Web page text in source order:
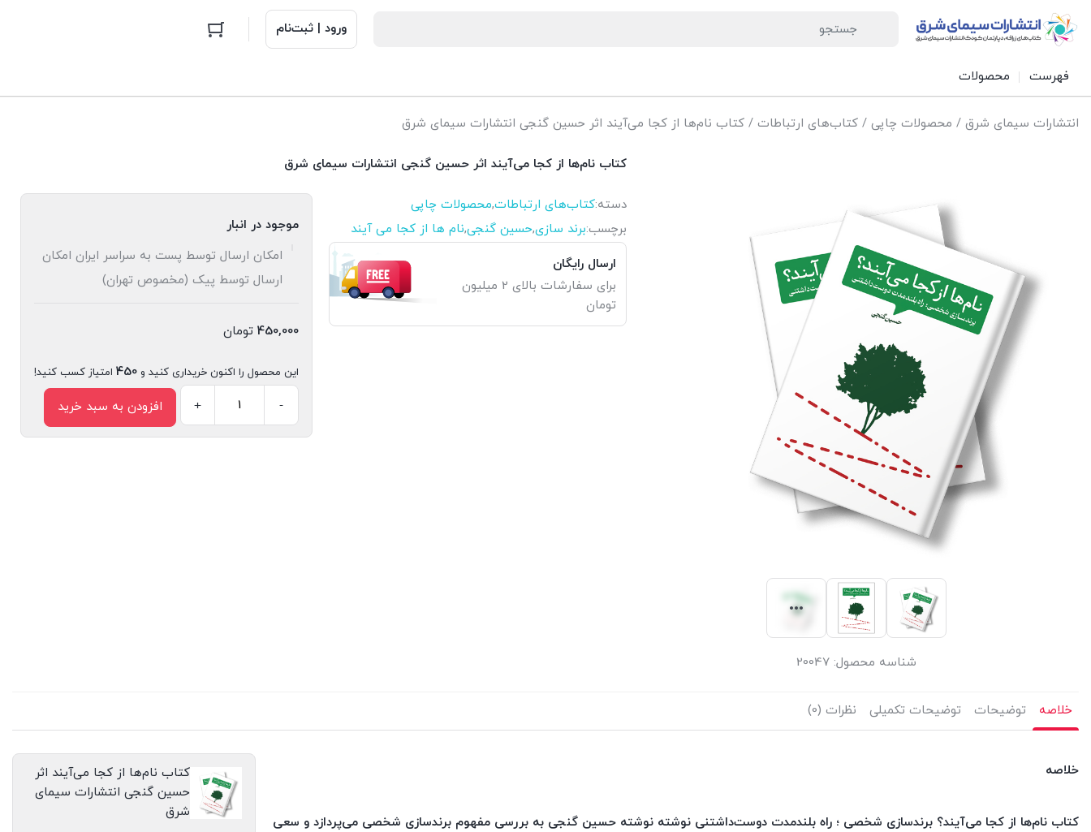
ورود | ثبت‌نام
فهرست محصولات
انتشارات سیمای شرق / محصولات چاپی / کتاب‌های ارتباطات / کتاب نام‌ها از کجا می‌آیند اثر حسین گنجی انتشارات سیمای شرق
شناسه محصول: 20047
کتاب نام‌ها از کجا می‌آیند اثر حسین گنجی انتشارات سیمای شرق
دسته:کتاب‌های ارتباطات,محصولات چاپی
برچسب:برند سازی,حسین گنجی,نام ها از کجا می آیند
ارسال رایگان
برای سفارشات بالای 2 میلیون
تومان
موجود در انبار
امکان ارسال توسط پست به سراسر ایران امکان
ارسال توسط پیک (مخصوص تهران)
450,000 تومان
این محصول را اکنون خریداری کنید و 450 امتیاز کسب کنید!
نام‌ها
-
+ افزودن به سبد خرید
خلاصه توضیحات توضیحات تکمیلی نظرات (0)
خلاصه
کتاب نام‌ها از کجا می‌آیند؟ برندسازی شخصی ؛ راه بلندمدت دوست‌داشتنی نوشته نوشته حسین گنجی به بررسی مفهوم برندسازی شخصی می‌پردازد و سعی
کتاب نام‌ها از کجا می‌آیند اثر
حسین گنجی انتشارات سیمای
شرق